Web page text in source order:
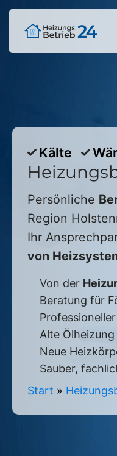
Kälte
Persönliche
Region
Ihr
von
Von der
Beratung für
Alte
Neue
Sauber,
Start »